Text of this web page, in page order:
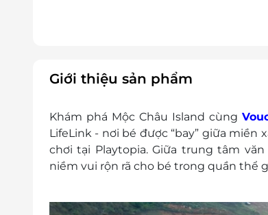
Hồ cá Koi
Khu vui chơi ngoài trời
Hồ câu cá
Tham quan các vườn hoa
Xe điện nội khu miễn phí
Phụ thu:
Lưu ý:
Giới thiệu sản phẩm
Khám phá Mộc Châu Island cùng
LifeLink - nơi bé được “bay” giữa miền
chơi tại Playtopia. Giữa trung tâm
niềm vui rộn rã cho bé trong quần thể